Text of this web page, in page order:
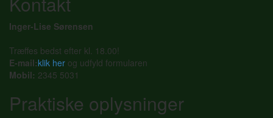
Inger-Lise Sørensen
Træffes bedst efter kl. 18.00!
E-mail:klik her og udfyld formularen
Mobil: 2345 5031
Praktiske oplysninger